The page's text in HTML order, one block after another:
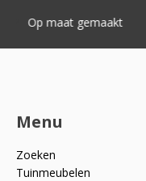
Menu
Zoeken
Tuinmeubelen